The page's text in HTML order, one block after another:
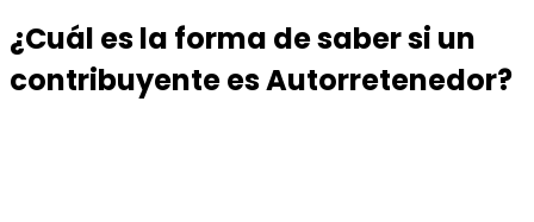
¿Cuál es la forma de saber si un
contribuyente es Autorretenedor?